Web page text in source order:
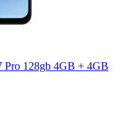
Pro 128gb 4GB + 4GB